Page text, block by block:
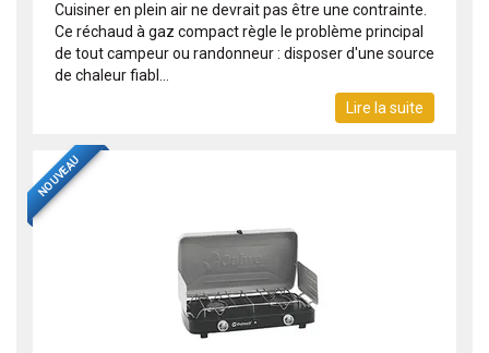
Cuisiner en plein air ne devrait pas être une contrainte.
Ce réchaud à gaz compact règle le problème principal
de tout campeur ou randonneur : disposer d'une source
de chaleur fiabl...
Lire la suite
NOUVEAU